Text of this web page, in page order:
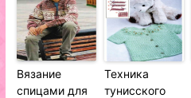
Вязание
спицами для
Техника
тунисского